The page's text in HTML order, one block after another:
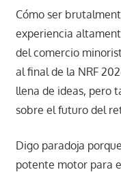
Cómo ser
experiencia
del comercio
al final de la NRF
llena de ideas, pero
sobre el futuro del
Digo paradoja
potente motor para